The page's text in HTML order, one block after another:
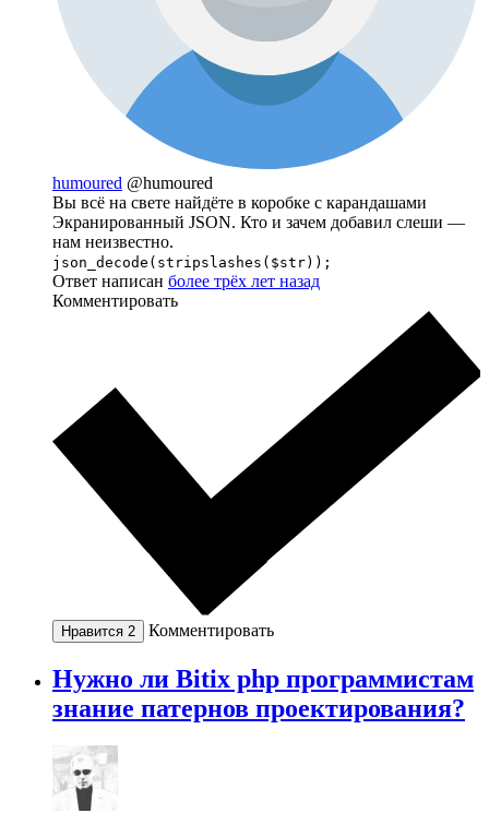
humoured @humoured
Вы всё на свете найдёте в коробке с карандашами
Экранированный JSON. Кто и зачем добавил слеши —
нам неизвестно.
json_decode(stripslashes($str));
Ответ написан более трёх лет назад
Комментировать
Нравится 2 Комментировать
Нужно ли Bitix php программистам
знание патернов проектирования?